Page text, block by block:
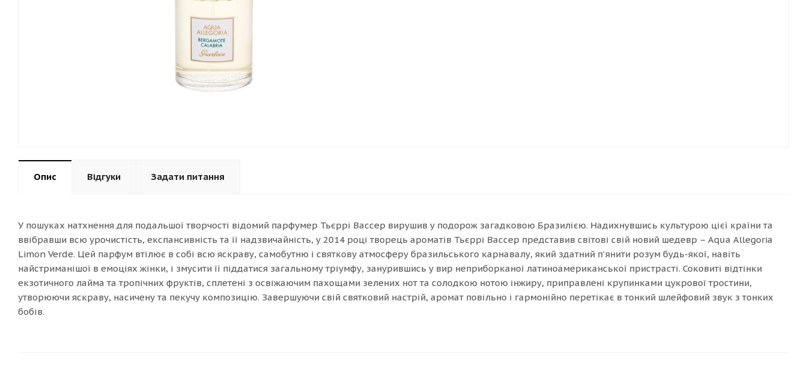
Опис Відгуки Задати питання
У пошуках натхнення для подальшої творчості відомий парфумер Тьєррі Вассер вирушив у подорож загадковою Бразилією. Надихнувшись культурою цієї країни та
ввібравши всю урочистість, експансивність та її надзвичайність, у 2014 році творець ароматів Тьєррі Вассер представив світові свій новий шедевр – Aqua Allegoria
Limon Verde. Цей парфум втілює в собі всю яскраву, самобутню і святкову атмосферу бразильського карнавалу, який здатний п'янити розум будь-якої, навіть
найстриманішої в емоціях жінки, і змусити її піддатися загальному тріумфу, занурившись у вир неприборканої латиноамериканської пристрасті. Соковиті відтінки
екзотичного лайма та тропічних фруктів, сплетені з освіжаючим пахощами зелених нот та солодкою нотою інжиру, приправлені крупинками цукрової тростини,
утворюючи яскраву, насичену та пекучу композицію. Завершуючи свій святковий настрій, аромат повільно і гармонійно перетікає в тонкий шлейфовий звук з тонких
бобів.